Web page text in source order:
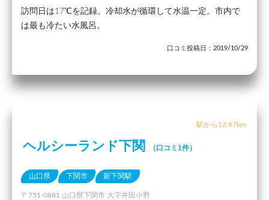
訪問日は17℃を記録。冷却水が循環して水温一定。市内で
は最も冷たい水風呂。
口コミ投稿日：2019/10/29
駅から12.97km
ヘルシーランド下関 （口コミ1件）
山口県 下関市 新下関駅
〒751-0881 山口県下関市 大字井田小野